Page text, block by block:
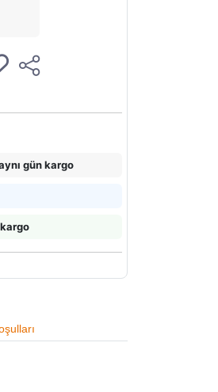
gün kargo